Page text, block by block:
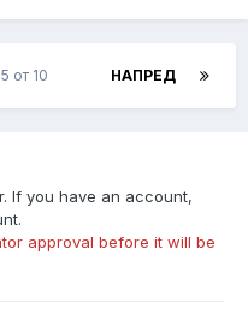
НАПРЕД
от 10
If you have an account,
approval before it will be